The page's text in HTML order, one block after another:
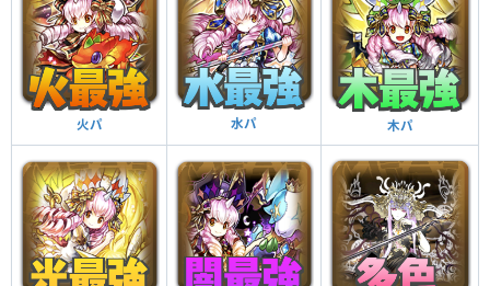
火パ 水パ 木パ